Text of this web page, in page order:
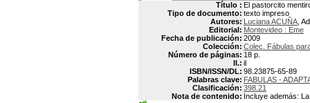
Título : El pastorcito
Tipo de documento: texto impreso
Autores: Luciana ACUÑA ,
Editorial: Montevideo : Eme
Fecha de publicación: 2009
Colección: Colec. Fábulas
Número de páginas: 18 p.
Il.: il
ISBN/ISSN/DL: 98.23875-65-89
Palabras clave: FABULAS -
Clasificación: 398.21
Nota de contenido: Incluye además: